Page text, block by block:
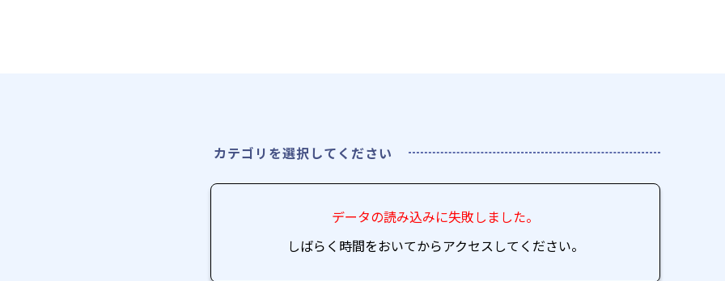
カテゴリを選択してください
データの読み込みに失敗しました。
しばらく時間をおいてからアクセスしてください。